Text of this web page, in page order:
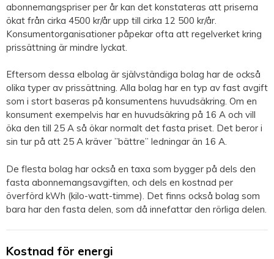
abonnemangspriser per år kan det konstateras att priserna
ökat från cirka 4500 kr/år upp till cirka 12 500 kr/år.
Konsumentorganisationer påpekar ofta att regelverket kring
prissättning är mindre lyckat.
Eftersom dessa elbolag är självständiga bolag har de också
olika typer av prissättning. Alla bolag har en typ av fast avgift
som i stort baseras på konsumentens huvudsäkring. Om en
konsument exempelvis har en huvudsäkring på 16 A och vill
öka den till 25 A så ökar normalt det fasta priset. Det beror i
sin tur på att 25 A kräver ”bättre” ledningar än 16 A.
De flesta bolag har också en taxa som bygger på dels den
fasta abonnemangsavgiften, och dels en kostnad per
överförd kWh (kilo-watt-timme). Det finns också bolag som
bara har den fasta delen, som då innefattar den rörliga delen.
Kostnad för energi